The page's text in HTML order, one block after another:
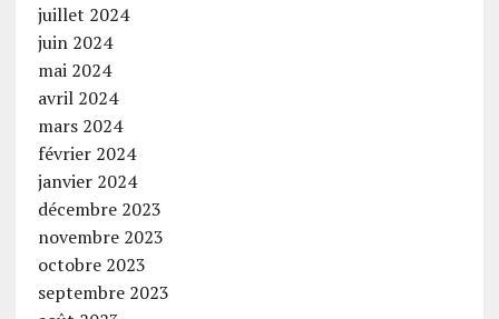
juillet 2024
juin 2024
mai 2024
avril 2024
mars 2024
février 2024
janvier 2024
décembre 2023
novembre 2023
octobre 2023
septembre 2023